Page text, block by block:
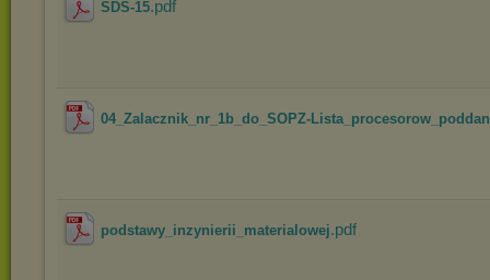
SDS-15.pdf
04_Zalacznik_nr_1b_do_SOPZ-
podstawy_inzynierii_materialowej.pdf